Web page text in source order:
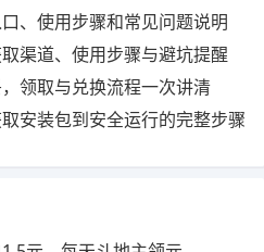
、使用步骤和常见问题说明
渠道、使用步骤与避坑提醒
领取与兑换流程一次讲清
安装包到安全运行的完整步骤